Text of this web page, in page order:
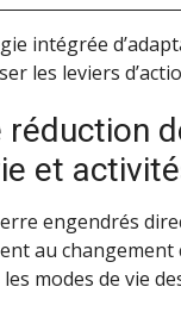
intégrée
les leviers
réduction
et
engendrés
au changement
modes de vie